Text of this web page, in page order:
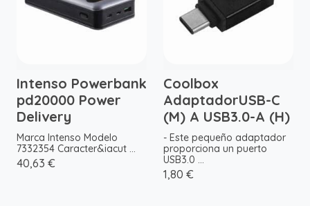
Intenso Powerbank
pd20000 Power
Delivery
Marca Intenso Modelo
7332354 Caracter&iacut ...
40,63 €
Coolbox
AdaptadorUSB-C
(M) A USB3.0-A (H)
- Este pequeño adaptador
proporciona un puerto
USB3.0 ...
1,80 €